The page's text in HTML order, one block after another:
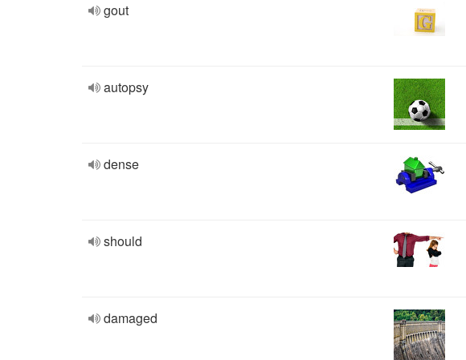
gout
autopsy
dense
should
damaged